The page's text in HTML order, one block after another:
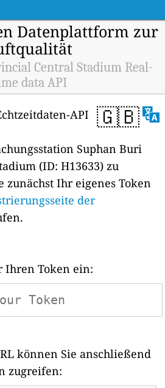
Datenplattform zur
Central Stadium Real-
data API
🇬🇧
API
Suphan Buri
(ID: H13633) zu
zunächst Ihr eigenes Token
der
Ihren Token ein:
können Sie anschließend
zugreifen: